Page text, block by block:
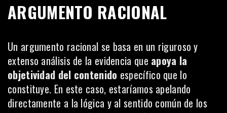
ARGUMENTO RACIONAL
Un argumento racional se basa en un riguroso y
extenso análisis de la evidencia que apoya la
objetividad del contenido específico que lo
constituye. En este caso, estaríamos apelando
directamente a la lógica y al sentido común de los